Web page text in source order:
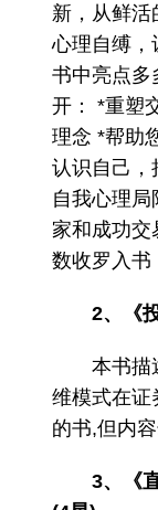
新，从鲜活
心理自缚，
书中亮点多
开： *重塑
理念 *帮助
认识自己，
自我心理
家和成功交
数收罗入书
2、《
本书描述
维模式在证
的书,但内容
3、《